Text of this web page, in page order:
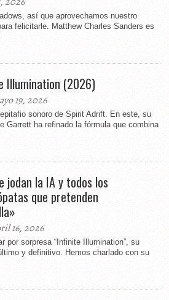
así que aprovechamos nuestro
felicitarle. Matthew Charles Sanders es
(2026)
19, 2026
sonoro de Spirit Adrift. En este, su
Garrett ha refinado la fórmula que combina
jodan la IA y todos los
que pretenden
16, 2026
por sorpresa “Infinite Illumination”, su
y definitivo. Hemos charlado con su